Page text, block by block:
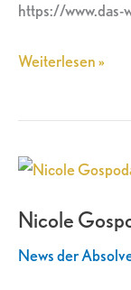
https://www.das-
Weiterlesen »
Nicole
News der
Nicole
in